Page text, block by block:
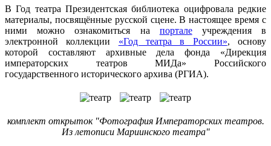
В Год театра Президентская библиотека оцифровала редкие
материалы, посвящённые русской сцене. В настоящее время с
ними можно ознакомиться на порталеучреждения в
электронной коллекции «Год театра в России», основу
которой составляют архивные дела фонда «Дирекция
императорских театров МИДа» Российского
государственного исторического архива (РГИА).
комплект открыток "Фотография Императорских театров.
Из летописи Мариинского театра"